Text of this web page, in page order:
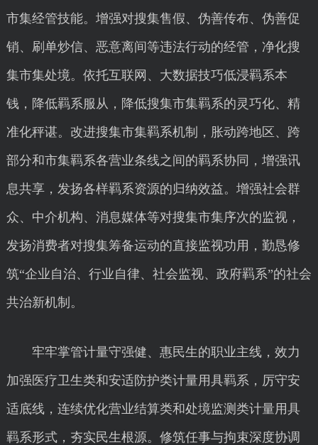
市集经管技能。增强对搜集售假、伪善传布、伪善促
销、刷单炒信、恶意离间等违法行动的经管，净化搜
集市集处境。依托互联网、大数据技巧低浸羁系本
钱，降低羁系服从，降低搜集市集羁系的灵巧化、精
准化秤谌。改进搜集市集羁系机制，胀动跨地区、跨
部分和市集羁系各营业条线之间的羁系协同，增强讯
息共享，发扬各样羁系资源的归纳效益。增强社会群
众、中介机构、消息媒体等对搜集市集序次的监视，
发扬消费者对搜集筹备运动的直接监视功用，勤恳修
筑“企业自治、行业自律、社会监视、政府羁系”的社会
共治新机制。
牢牢掌管计量守强健、惠民生的职业主线，效力
加强医疗卫生类和安适防护类计量用具羁系，厉守安
适底线，连续优化营业结算类和处境监测类计量用具
羁系形式，夯实民生根源。修筑任事与拘束深度协调